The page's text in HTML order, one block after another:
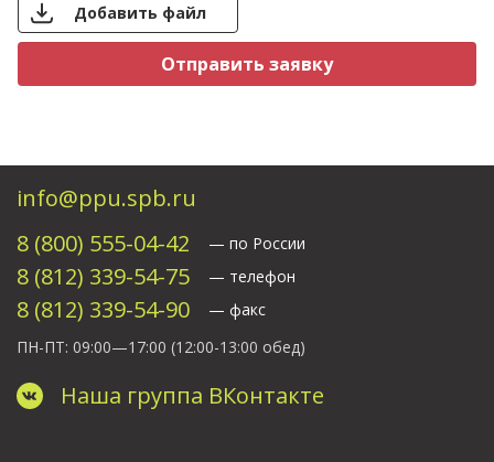
Добавить файл
info@ppu.spb.ru
8 (800) 555-04-42
— по России
8 (812) 339-54-75 — телефон
8 (812) 339-54-90
— факс
ПН-ПТ: 09:00—17:00 (12:00-13:00 обед)
Наша группа ВКонтакте